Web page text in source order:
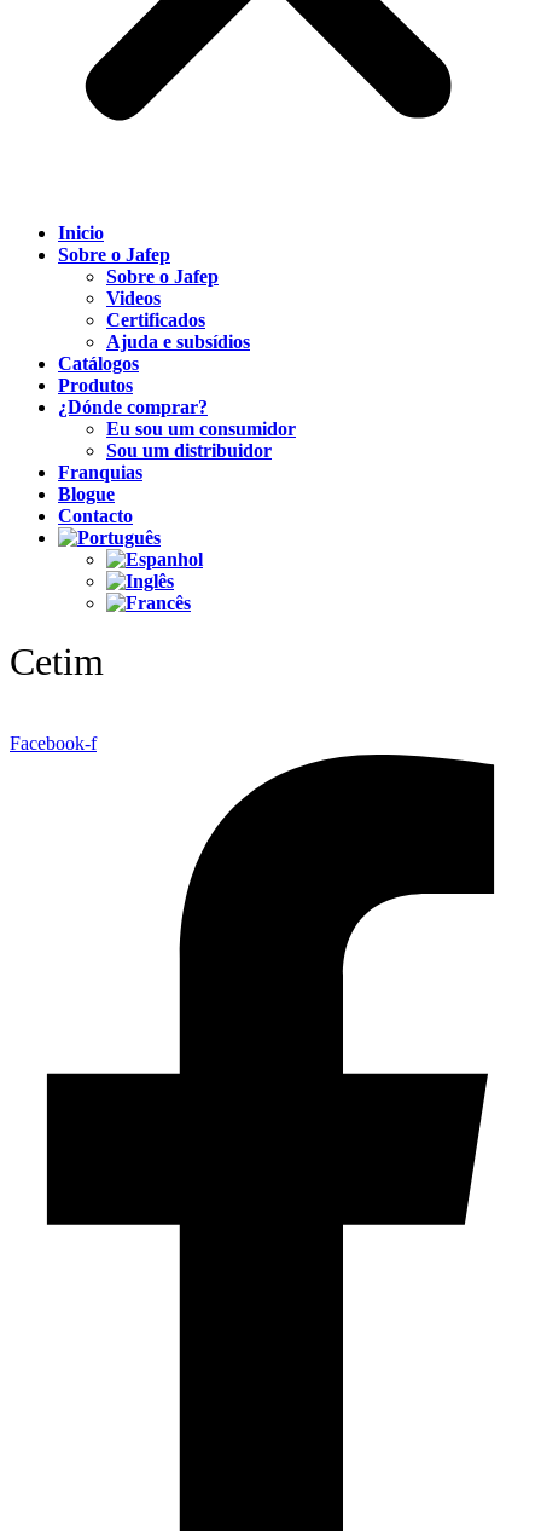
Inicio
Sobre o Jafep
Sobre o Jafep
Videos
Certificados
Ajuda e subsídios
Catálogos
Produtos
¿Dónde comprar?
Eu sou um consumidor
Sou um distribuidor
Franquias
Blogue
Contacto
Cetim
Facebook-f